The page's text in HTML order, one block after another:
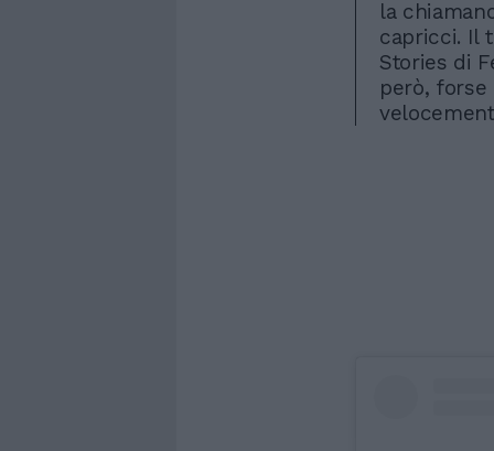
la
capricci. Il
Stories di
però,